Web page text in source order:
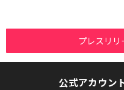
プレスリリ
公式アカウン